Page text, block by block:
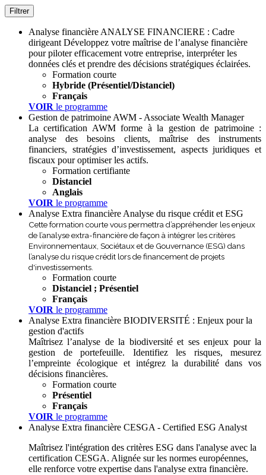
Filtrer
Analyse financière ANALYSE FINANCIERE : Cadre
dirigeant Développez votre maîtrise de l’analyse financière
pour piloter efficacement votre entreprise, interpréter les
données clés et prendre des décisions stratégiques éclairées.
Formation courte
Hybride (Présentiel/Distanciel)
Français
VOIR le programme
Gestion de patrimoine AWM - Associate Wealth Manager
La certification AWM forme à la gestion de patrimoine :
analyse des besoins clients, maîtrise des instruments
financiers, stratégies d’investissement, aspects juridiques et
fiscaux pour optimiser les actifs.
Formation certifiante
Distanciel
Anglais
VOIR le programme
Analyse Extra financière Analyse du risque crédit et ESG
Cette formation courte vous permettra d’appréhender les enjeux
de l’analyse extra-financière de façon à intégrer les critères
Environnementaux, Sociétaux et de Gouvernance (ESG) dans
l’analyse du risque crédit lors de financement de projets
d'investissements.
Formation courte
Distanciel ; Présentiel
Français
VOIR le programme
Analyse Extra financière BIODIVERSITÉ : Enjeux pour la
gestion d'actifs
Maîtrisez l’analyse de la biodiversité et ses enjeux pour la
gestion de portefeuille. Identifiez les risques, mesurez
l’empreinte écologique et intégrez la durabilité dans vos
décisions financières.
Formation courte
Présentiel
Français
VOIR le programme
Analyse Extra financière CESGA - Certified ESG Analyst
Maîtrisez l'intégration des critères ESG dans l'analyse avec la
certification CESGA. Alignée sur les normes européennes,
elle renforce votre expertise dans l'analyse extra financière.